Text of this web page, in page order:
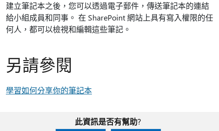
建立筆記本之後，您可以透過電子郵件，傳送筆記本的連結
給小組成員和同事。 在 SharePoint 網站上具有寫入權限的任
何人，都可以檢視和編輯這些筆記。
另請參閱
學習如何分享你的筆記本
此資訊是否有幫助?